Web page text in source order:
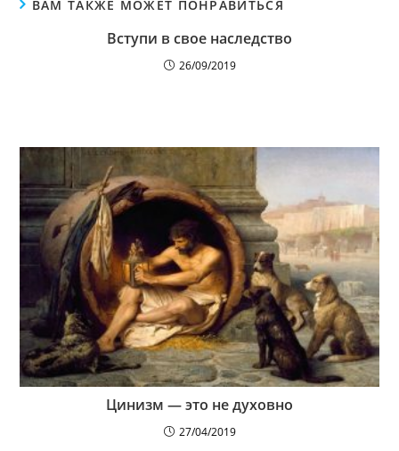
ВАМ ТАКЖЕ МОЖЕТ ПОНРАВИТЬСЯ
Вступи в свое наследство
26/09/2019
Цинизм — это не духовно
27/04/2019